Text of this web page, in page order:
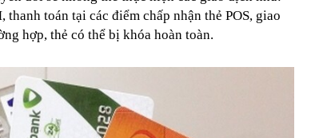
toán tại các điểm chấp nhận thẻ POS, giao
hợp, thẻ có thể bị khóa hoàn toàn.